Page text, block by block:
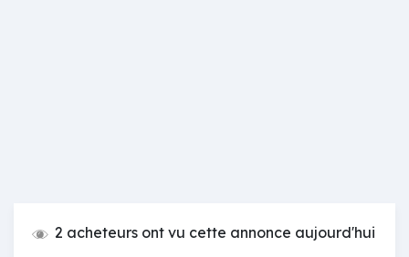
2 acheteurs ont vu cette annonce aujourd'hui